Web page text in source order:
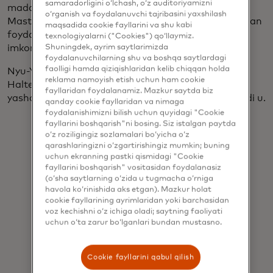
madaniyatimizga asoslanadi va xodimlarimizga
Mastercardda rivojlantirgan tajriba va ishtiyoqlaridan
foydalanib, jamiyatimizga ijobiy ta'sir ko'rsatish
imkoniyatini yaratadi.”
Nyu-Yorkliklarga bevosita yordam berish g'oyasi
Halterda aks-sado berdi. "Men hamma yaxshi
yashayotgan shaharda yashashni xohlayman", deydi u.
Men hamma
yaxshi
yashayotgan
shaharda
xohlayman.
samaradorligini o‘lchash, o‘z auditoriyamizni
o‘rganish va foydalanuvchi tajribasini yaxshilash
maqsadida cookie fayllarini va shu kabi
texnologiyalarni ("Cookies") qo‘llaymiz.
Shuningdek, ayrim saytlarimizda
foydalanuvchilarning shu va boshqa saytlardagi
faolligi hamda qiziqishlaridan kelib chiqqan holda
reklama namoyish etish uchun ham cookie
fayllaridan foydalanamiz. Mazkur saytda biz
qanday cookie fayllaridan va nimaga
foydalanishimizni bilish uchun quyidagi "Cookie
fayllarini boshqarish"ni bosing. Siz istalgan paytda
o‘z roziligingiz sozlamalari bo‘yicha o‘z
qarashlaringizni o‘zgartirishingiz mumkin; buning
uchun ekranning pastki qismidagi "Cookie
fayllarini boshqarish" vositasidan foydalanasiz
(o‘sha saytlarning o‘zida u tugmacha o‘rniga
havola ko‘rinishida aks etgan). Mazkur holat
cookie fayllarining ayrimlaridan yoki barchasidan
voz kechishni o‘z ichiga oladi; saytning faoliyati
uchun o‘ta zarur bo‘lganlari bundan mustasno.
Cookie fayllarini qabul qilish